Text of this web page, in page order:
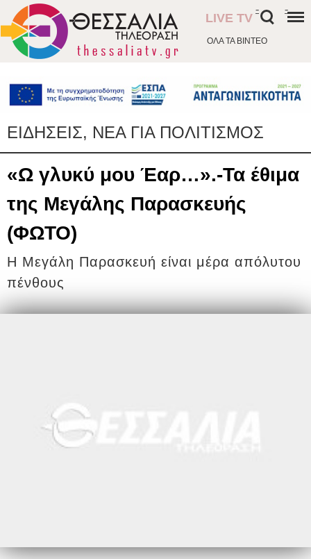
ΟΛΑ ΤΑ ΒΙΝΤΕΟ
LIVE TV
- -
ΕΙΔΗΣΕΙΣ, ΝΕΑ ΓΙΑ ΠΟΛΙΤΙΣΜΟΣ
«Ω γλυκύ μου Έαρ…».-Τα έθιμα
της Μεγάλης Παρασκευής
(ΦΩΤΟ)
Η Μεγάλη Παρασκευή είναι μέρα απόλυτου
πένθους